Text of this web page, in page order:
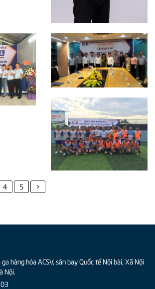
4 5 >
hàng hóa ACSV, sân bay Quốc tế Nội bài, Xã Nội
Nội.